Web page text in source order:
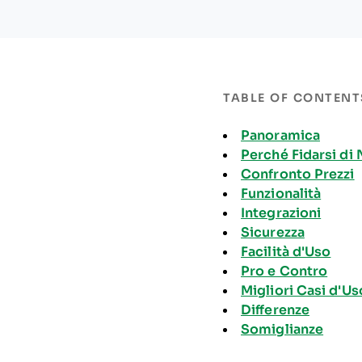
TABLE OF
Panoramica
Perché Fidarsi di
Confronto Prezzi
Funzionalità
Integrazioni
Sicurezza
Facilità d'Uso
Pro e Contro
Migliori Casi
Differenze
Somiglianze